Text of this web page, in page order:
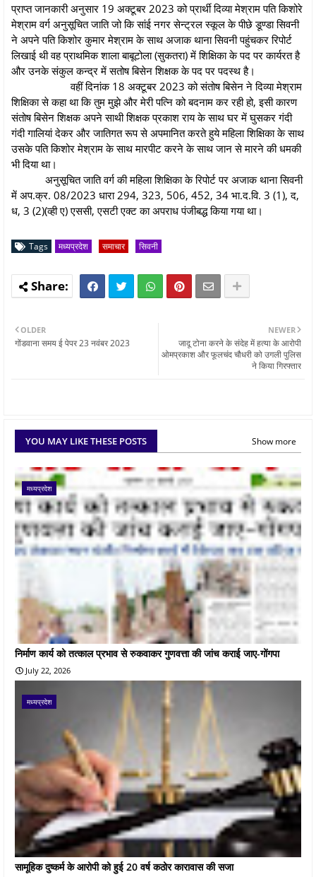
प्राप्त जानकारी अनुसार 19 अक्टूबर 2023 को प्रार्थी दिव्या मेश्राम पति किशोरे
मेश्राम वर्ग अनुसूचित जाति जो कि सांई नगर सेन्ट्रल स्कूल के पीछे डूण्डा सिवनी
ने अपने पति किशोर कुमार मेश्राम के साथ अजाक थाना सिवनी पहुंचकर रिपोर्ट
लिखाई थी वह प्राथमिक शाला बाबूटोला (सुकतरा) में शिक्षिका के पद पर कार्यरत है
और उनके संकुल कन्द्र में सतोष बिसेन शिक्षक के पद पर पदस्थ है।
वहीं दिनांक 18 अक्टूबर 2023 को संतोष बिसेन ने दिव्या मेश्राम
शिक्षिका से कहा था कि तुम मुझे और मेरी पत्नि को बदनाम कर रही हो, इसी कारण
संतोष बिसेन शिक्षक अपने साथी शिक्षक प्रकाश राय के साथ घर में घुसकर गंदी
गंदी गालियां देकर और जातिगत रूप से अपमानित करते हुये महिला शिक्षिका के साथ
उसके पति किशोर मेश्राम के साथ मारपीट करने के साथ जान से मारने की धमकी
भी दिया था।
अनुसूचित जाति वर्ग की महिला शिक्षिका के रिपोर्ट पर अजाक थाना सिवनी
में अप.क्र. 08/2023 धारा 294, 323, 506, 452, 34 भा.द.वि. 3 (1), द,
ध, 3 (2)(व्ही ए) एससी, एसटी एक्ट का अपराध पंजीबद्ध किया गया था।
Tags मध्यप्रदेश समाचार सिवनी
NEWER
जादू टोना करने के संदेह में हत्या के आरोपी
ओमप्रकाश और फूलचंद चौधरी को उगली पुलिस
ने किया गिरफ्तार
OLDER
गोंडवाना समय ई पेपर 23 नवंबर 2023
YOU MAY LIKE THESE POSTS Show more
मध्यप्रदेश
निर्माण कार्य को तत्काल प्रभाव से रुकवाकर गुणवत्ता की जांच कराई जाए-गोंगपा
July 22, 2026
मध्यप्रदेश
सामूहिक दुष्कर्म के आरोपी को हुई 20 वर्ष कठोर कारावास की सजा